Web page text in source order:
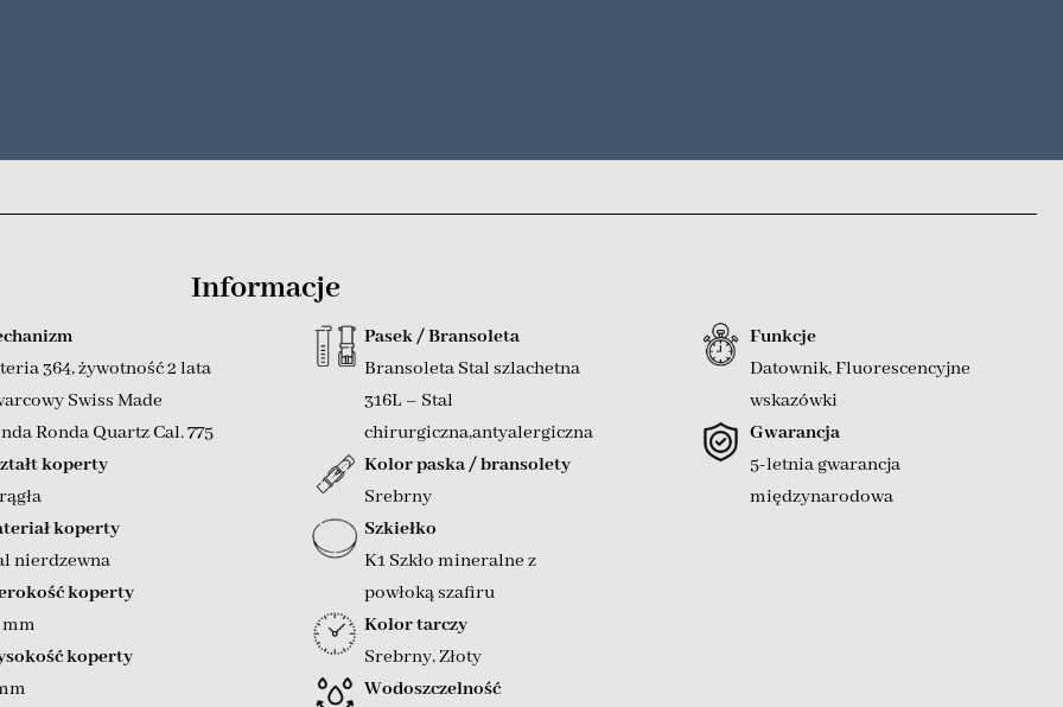
Informacje
364, żywotność 2 lata
Swiss Made
Ronda Quartz Cal. 775
koperty
koperty
nierdzewna
koperty
koperty
Pasek / Bransoleta
Bransoleta Stal szlachetna
316L – Stal
chirurgiczna,antyalergiczna
Kolor paska / bransolety
Srebrny
Szkiełko
K1 Szkło mineralne z
powłoką szafiru
Kolor tarczy
Srebrny,Złoty
Wodoszczelność
Funkcje
Datownik,Fluorescencyjne
wskazówki
Gwarancja
5-letnia gwarancja
międzynarodowa